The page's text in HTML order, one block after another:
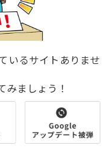
いるサイトありませ
みましょう！